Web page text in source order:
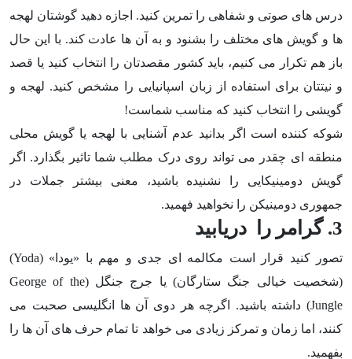
درس های صوتی و شفاهی را تمرین کنید. اجازه دهید گوشتان لهجه
ها و گویش های مختلف را بشنود و به آن ها عادت کند. با این حال
باز هم تکرار می کنیم، باید کشور مقصدتان را انتخاب کنید یا قصد
و نیتتان برای استفاده از زبان اسپانیایی را مشخص کنید. لهجه و
گویشی را انتخاب کنید که مناسب شماست!
شوکه کننده است اگر بدانید عدم آشنایی با لهجه یا گویش محلی
منطقه ای چقدر می تواند روی درک مطلب شما تاثیر بگذارد. اگر
گویش دومینیکایی را نشنیده باشید، معنی بیشتر جملات در
جمهوری دومینیکن را نخواهید فهمید.
3. گرامر را دریابید
تصور کنید قرار است مکالمه ای جدی و مهم با «یودا» (Yoda)
(شخصیت خیالی جنگ ستارگان) یا جرج جنگل (George of the
Jungle) داشته باشید. اگرچه هر دوی آن ها انگلیسی صحبت می
کنند، اما زمان و تمرکز زیادی می خواهد تا تمام حرف های آن ها را
بفهمید.